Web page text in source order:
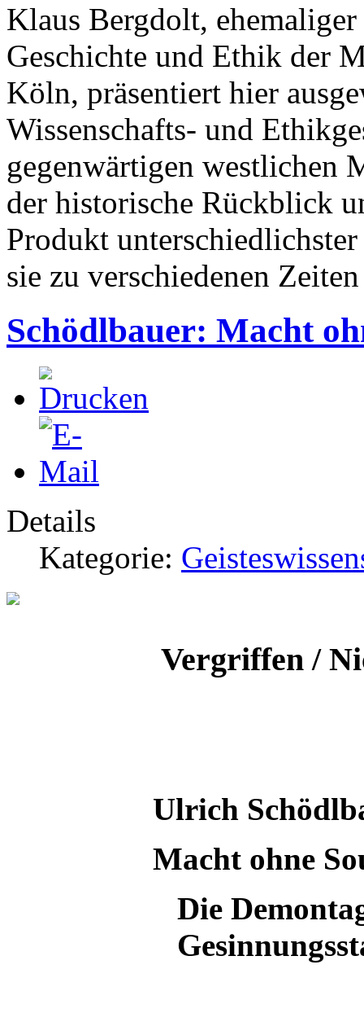
Klaus Bergdolt,
Geschichte und Ethik der
Köln, präsentiert hier
Wissenschafts- und
gegenwärtigen westlichen
der historische Rückblick
Produkt
sie zu verschiedenen
Schödlbauer: Macht
Details
Kategorie:
Vergriffen /
Ulrich
Macht ohne
Die